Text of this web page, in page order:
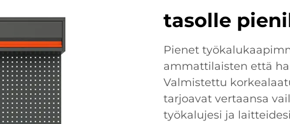
tasolle
Pienet
ammattilaisten että
Valmistettu
tarjoavat vertaansa
työkalujesi ja